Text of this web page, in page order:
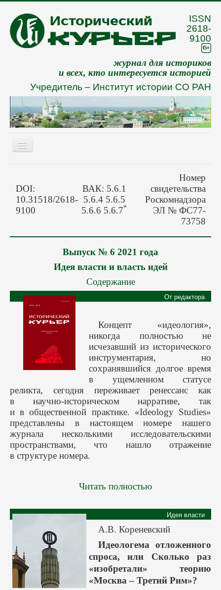
ISSN
2618-
9100
журнал для историков
и всех, кто интересуется историей
Учредитель – Институт истории СО РАН
Включить/
О журнале
Архив
Грядущие выпуски
Редакция
Поиск
Контакты
DOI:
10.31518/2618-
9100
ВАК: 5.6.1
5.6.4 5.6.5
5.6.6 5.6.7*
Номер
свидетельства
Роскомнадзора
ЭЛ № ФС77-
73758
Выпуск № 6 2021 года
Идея власти и власть идей
Содержание
От редактора
Концепт «идеология»,
никогда полностью не
исчезавший из исторического
инструментария, но
сохранявшийся долгое время
в ущемленном статусе
реликта, сегодня переживает ренессанс как
в научно-историческом нарративе, так
и в общественной практике. «Ideology Studies»
представлены в настоящем номере нашего
журнала несколькими исследовательскими
пространствами, что нашло отражение
в структуре номера.
Читать полностью
Идея власти
А.В. Кореневский
Идеологема отложенного
спроса, или Сколько раз
«изобретали» теорию
«Москва – Третий Рим»?